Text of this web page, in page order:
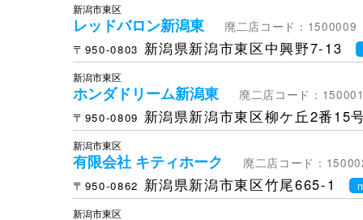
新潟市東区
レッドバロン新潟東
廃二店コード：1500009
〒950-0803 新潟県新潟市東区中興野7-13
新潟市東区
ホンダドリーム新潟東
廃二店コード：
〒950-0809 新潟県新潟市東区柳ケ丘2番15
新潟市東区
有限会社 キティホーク
廃二店コード：
〒950-0862 新潟県新潟市東区竹尾665-1
新潟市東区